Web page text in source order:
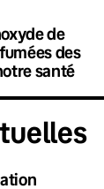
de
des
santé